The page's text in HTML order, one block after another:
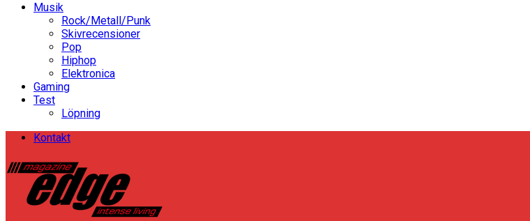
Musik
Rock/Metall/Punk
Skivrecensioner
Pop
Hiphop
Elektronica
Gaming
Test
Löpning
Kontakt